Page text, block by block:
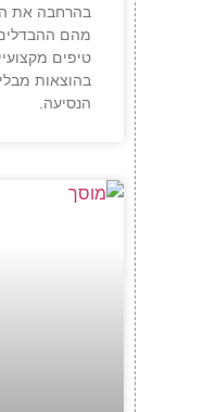
בהרחבה את
מהם ההבדלים
טיפים
בהוצאות
הנסיעה.